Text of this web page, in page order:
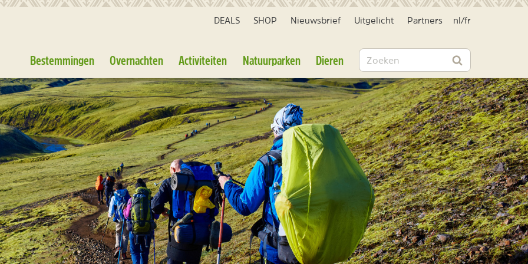
DEALS SHOP Nieuwsbrief Uitgelicht Partners nl /fr
Bestemmingen Overnachten Activiteiten Natuurparken Dieren Zoeken
Zoeken